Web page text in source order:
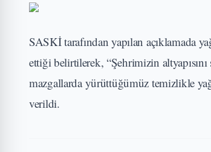
SASKİ tarafından yapılan açıklamada
ettiği belirtilerek, “Şehrimizin
mazgallarda yürüttüğümüz temizlikle
verildi.